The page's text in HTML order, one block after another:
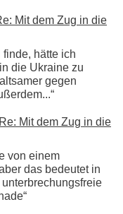
Mit dem Zug in die
hätte ich
die Ukraine zu
gegen
Mit dem Zug in die
von einem
das bedeutet in